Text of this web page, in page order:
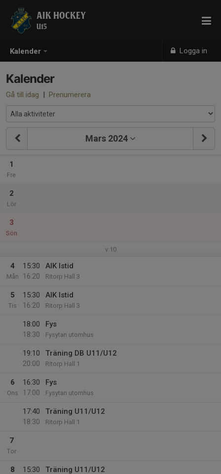
Kalender Logga in
AIK HOCKEY
U15
Kalender
Gå till idag | Prenumerera
Mars 2024
1
Fre
2
Lör
3
Sön
v.10
4
Mån
15:30
16:20
AIK Istid
Ritorp Hall 3
5
Tis
15:30
16:20
AIK Istid
Ritorp Hall 3
18:00
18:30
Fys
Fysytan utomhus
19:10
20:00
Träning DB U11/U12
Ritorp Hall 1
6
Ons
16:30
17:00
Fys
Fysytan utomhus
17:40
18:30
Träning U11/U12
Ritorp Hall 1
7
Tor
8
15:30
Träning U11/U12